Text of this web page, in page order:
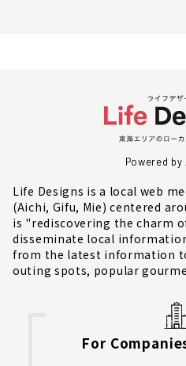
Powered by
Life Designs is a local web
(Aichi, Gifu, Mie) centered
is "rediscovering the charm
disseminate local
from the latest information
outing spots, popular
For